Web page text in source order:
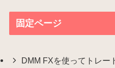
固定ページ
DMM FXを使ってトレー